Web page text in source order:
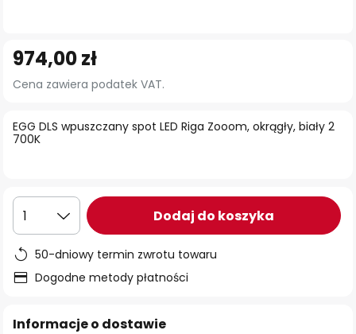
na
początek
EGG DLS wpuszczany spot LED Riga Zooom, okrągły, biały 2
700K
974,00 zł
Cena zawiera podatek VAT.
1 Dodaj do koszyka
50-dniowy termin zwrotu towaru
Dogodne metody płatności
Informacje o dostawie